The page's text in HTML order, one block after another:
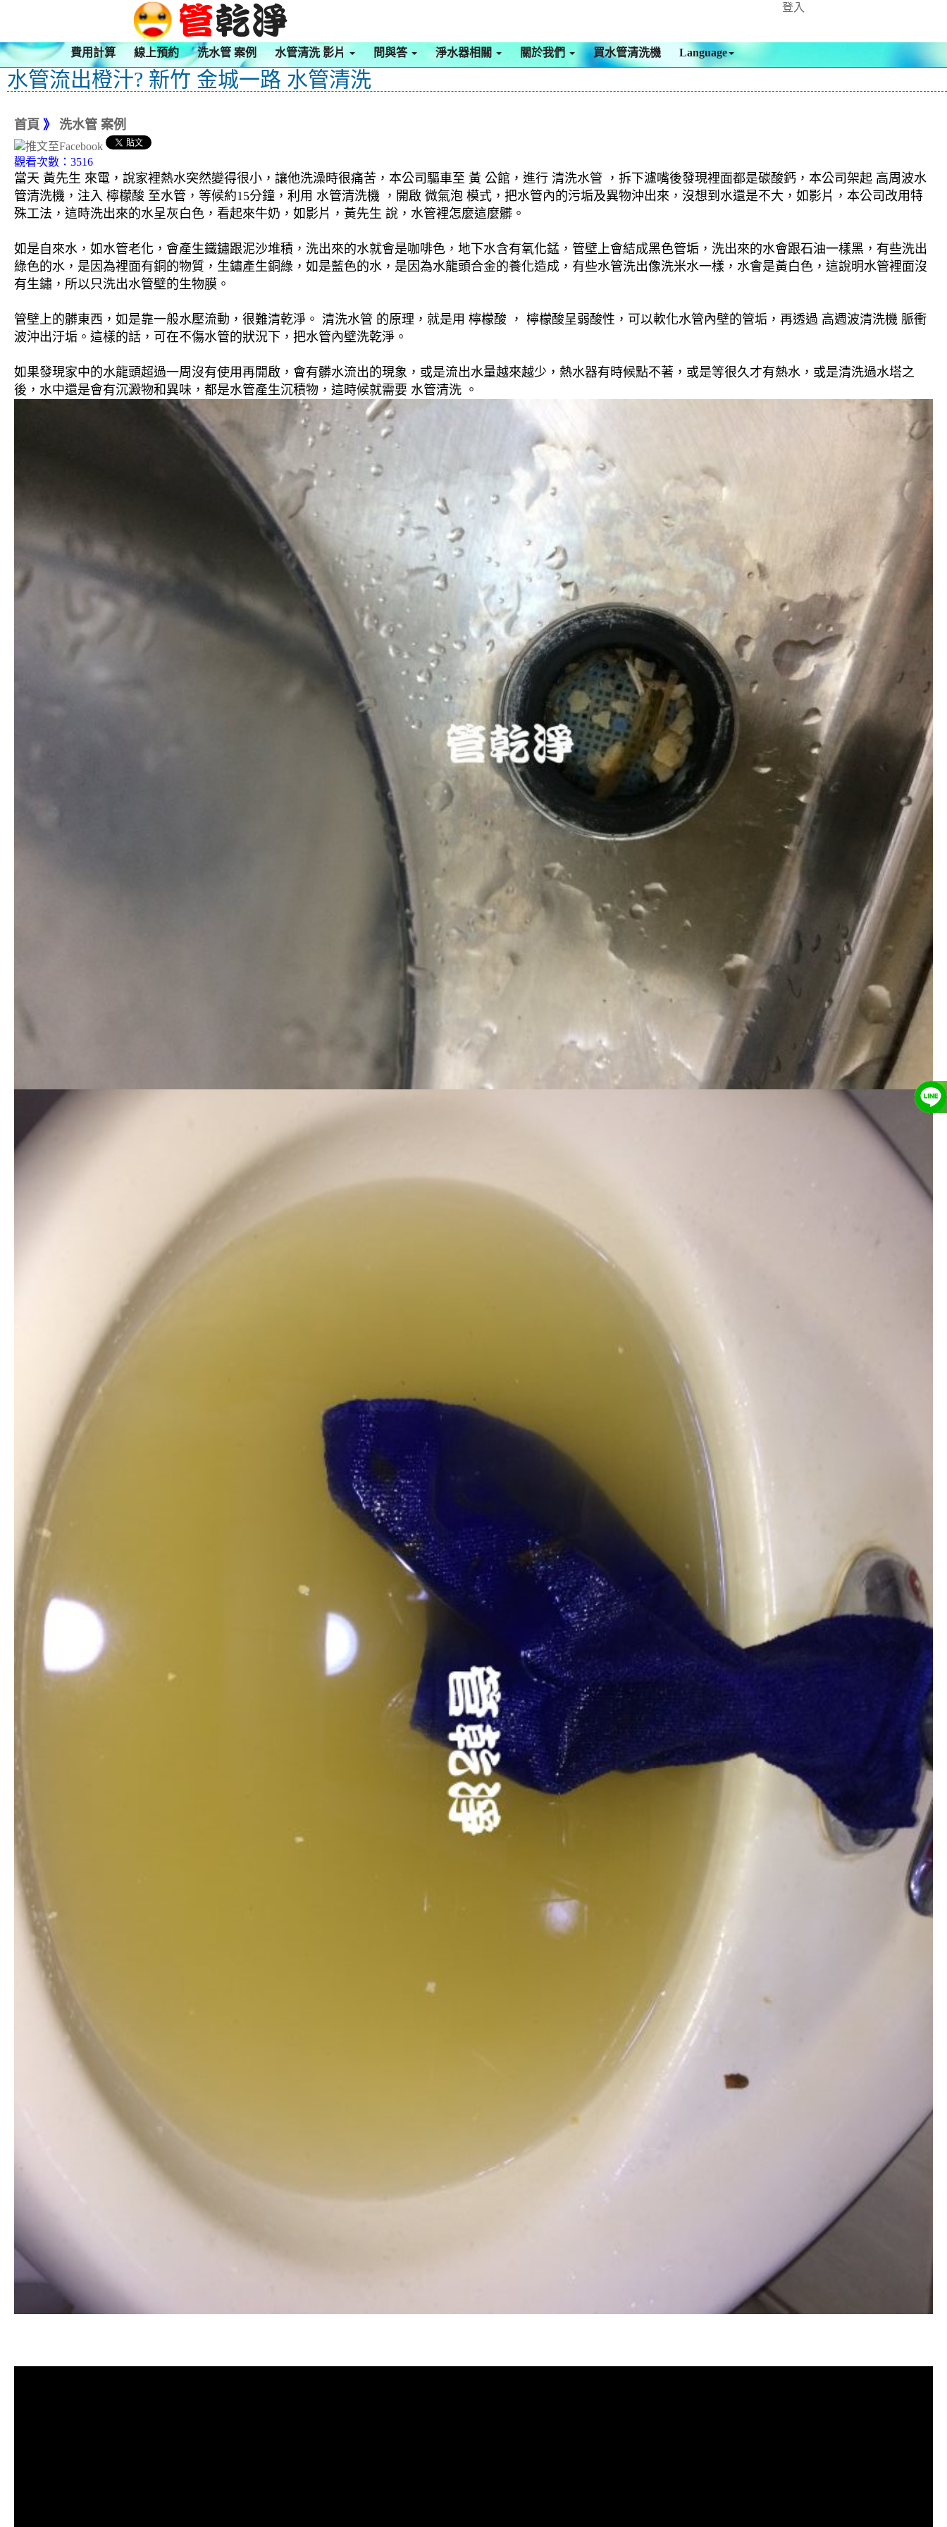
登入
費用計算 線上預約 洗水管 案例 水管清洗 影片 問與答 淨水器相關 關於我們 買水管清洗機 Language
水管流出橙汁? 新竹 金城一路 水管清洗
首頁 》 洗水管 案例
觀看次數：3516
當天 黃先生 來電，說家裡熱水突然變得很小，讓他洗澡時很痛苦，本公司驅車至 黃 公館，進行 清洗水管 ，拆下濾嘴後發現裡面都是碳酸鈣，本公司架起 高周波水
管清洗機，注入 檸檬酸 至水管，等候約15分鐘，利用 水管清洗機 ，開啟 微氣泡 模式，把水管內的污垢及異物沖出來，沒想到水還是不大，如影片，本公司改用特
殊工法，這時洗出來的水呈灰白色，看起來牛奶，如影片，黃先生 說，水管裡怎麼這麼髒。
如是自來水，如水管老化，會產生鐵鏽跟泥沙堆積，洗出來的水就會是咖啡色，地下水含有氧化錳，管壁上會結成黑色管垢，洗出來的水會跟石油一樣黑，有些洗出
綠色的水，是因為裡面有銅的物質，生鏽產生銅綠，如是藍色的水，是因為水龍頭合金的養化造成，有些水管洗出像洗米水一樣，水會是黃白色，這說明水管裡面沒
有生鏽，所以只洗出水管壁的生物膜。
管壁上的髒東西，如是靠一般水壓流動，很難清乾淨。 清洗水管 的原理，就是用 檸檬酸 ， 檸檬酸呈弱酸性，可以軟化水管內壁的管垢，再透過 高週波清洗機 脈衝
波沖出汙垢。這樣的話，可在不傷水管的狀況下，把水管內壁洗乾淨。
如果發現家中的水龍頭超過一周沒有使用再開啟，會有髒水流出的現象，或是流出水量越來越少，熱水器有時候點不著，或是等很久才有熱水，或是清洗過水塔之
後，水中還是會有沉澱物和異味，都是水管產生沉積物，這時候就需要 水管清洗 。